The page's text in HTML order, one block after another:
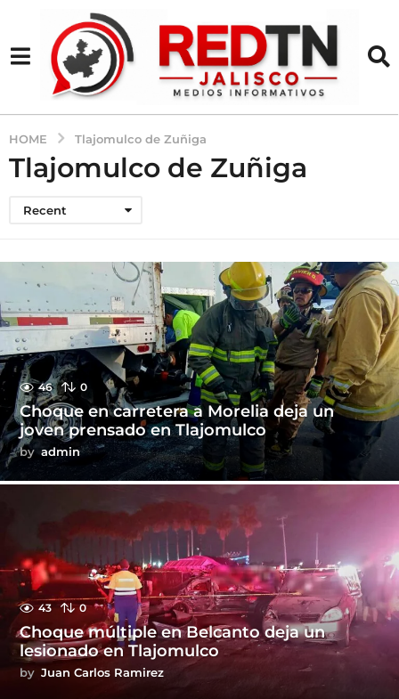
HOME Tlajomulco de Zuñiga
Tlajomulco de Zuñiga
Recent
46 0
Choque en carretera a Morelia deja un
joven prensado en Tlajomulco
by admin
43 0
Choque múltiple en Belcanto deja un
lesionado en Tlajomulco
by Juan Carlos Ramirez